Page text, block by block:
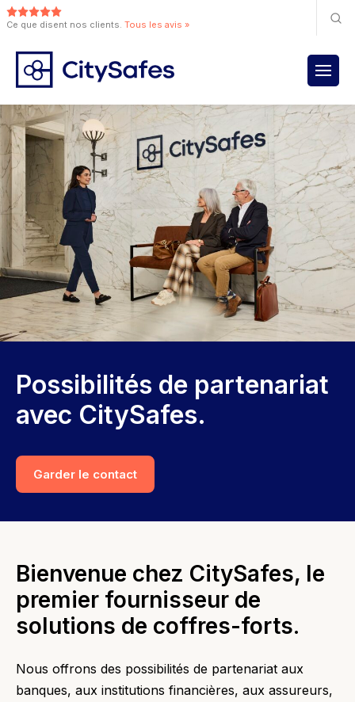
Ce que disent nos clients. Tous les avis »
Possibilités de partenariat
avec CitySafes.
Garder le contact
Bienvenue chez CitySafes, le
premier fournisseur de
solutions de coffres-forts.
Nous offrons des possibilités de partenariat aux
banques, aux institutions financières, aux assureurs,